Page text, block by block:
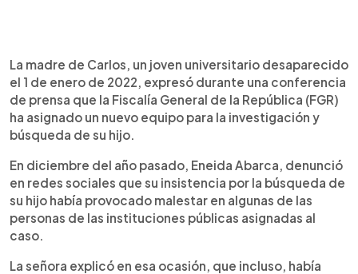
► Escuchar artículo
La madre de Carlos, un joven universitario desaparecido
el 1 de enero de 2022, expresó durante una conferencia
de prensa que la Fiscalía General de la República (FGR)
ha asignado un nuevo equipo para la investigación y
búsqueda de su hijo.
En diciembre del año pasado, Eneida Abarca, denunció
en redes sociales que su insistencia por la búsqueda de
su hijo había provocado malestar en algunas de las
personas de las instituciones públicas asignadas al
caso.
La señora explicó en esa ocasión, que incluso, había